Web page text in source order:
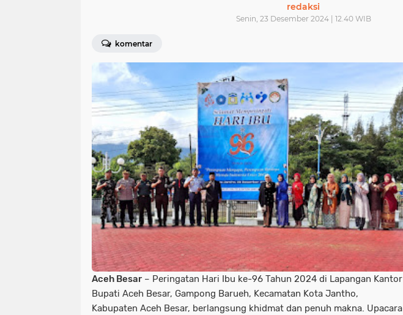
redaksi
Senin, 23 Desember 2024 | 12.40 WIB
komentar
Aceh Besar – Peringatan Hari Ibu ke-96 Tahun 2024 di Lapangan Kantor
Bupati Aceh Besar, Gampong Barueh, Kecamatan Kota Jantho,
Kabupaten Aceh Besar, berlangsung khidmat dan penuh makna. Upacara